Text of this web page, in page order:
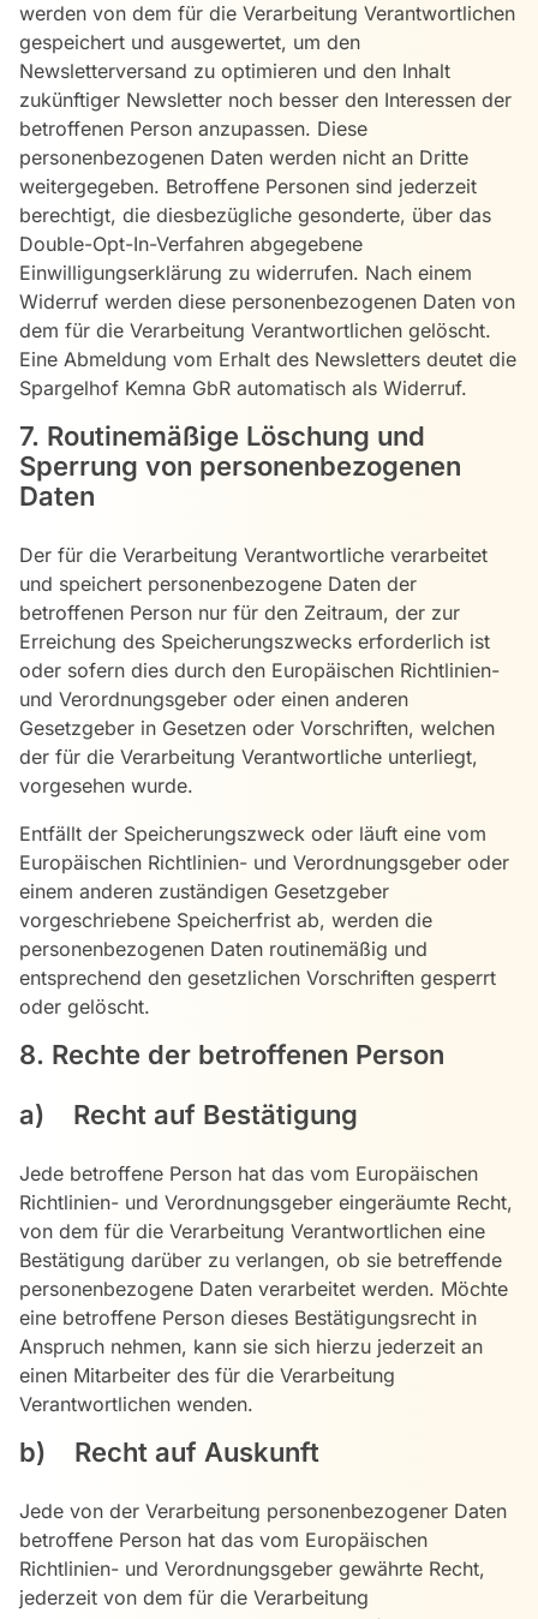
werden von dem für die Verarbeitung Verantwortlichen
gespeichert und ausgewertet, um den
Newsletterversand zu optimieren und den Inhalt
zukünftiger Newsletter noch besser den Interessen der
betroffenen Person anzupassen. Diese
personenbezogenen Daten werden nicht an Dritte
weitergegeben. Betroffene Personen sind jederzeit
berechtigt, die diesbezügliche gesonderte, über das
Double-Opt-In-Verfahren abgegebene
Einwilligungserklärung zu widerrufen. Nach einem
Widerruf werden diese personenbezogenen Daten von
dem für die Verarbeitung Verantwortlichen gelöscht.
Eine Abmeldung vom Erhalt des Newsletters deutet die
Spargelhof Kemna GbR automatisch als Widerruf.
7. Routinemäßige Löschung und
Sperrung von personenbezogenen
Daten
Der für die Verarbeitung Verantwortliche verarbeitet
und speichert personenbezogene Daten der
betroffenen Person nur für den Zeitraum, der zur
Erreichung des Speicherungszwecks erforderlich ist
oder sofern dies durch den Europäischen Richtlinien-
und Verordnungsgeber oder einen anderen
Gesetzgeber in Gesetzen oder Vorschriften, welchen
der für die Verarbeitung Verantwortliche unterliegt,
vorgesehen wurde.
Entfällt der Speicherungszweck oder läuft eine vom
Europäischen Richtlinien- und Verordnungsgeber oder
einem anderen zuständigen Gesetzgeber
vorgeschriebene Speicherfrist ab, werden die
personenbezogenen Daten routinemäßig und
entsprechend den gesetzlichen Vorschriften gesperrt
oder gelöscht.
8. Rechte der betroffenen Person
a) Recht auf Bestätigung
Jede betroffene Person hat das vom Europäischen
Richtlinien- und Verordnungsgeber eingeräumte Recht,
von dem für die Verarbeitung Verantwortlichen eine
Bestätigung darüber zu verlangen, ob sie betreffende
personenbezogene Daten verarbeitet werden. Möchte
eine betroffene Person dieses Bestätigungsrecht in
Anspruch nehmen, kann sie sich hierzu jederzeit an
einen Mitarbeiter des für die Verarbeitung
Verantwortlichen wenden.
b) Recht auf Auskunft
Jede von der Verarbeitung personenbezogener Daten
betroffene Person hat das vom Europäischen
Richtlinien- und Verordnungsgeber gewährte Recht,
jederzeit von dem für die Verarbeitung